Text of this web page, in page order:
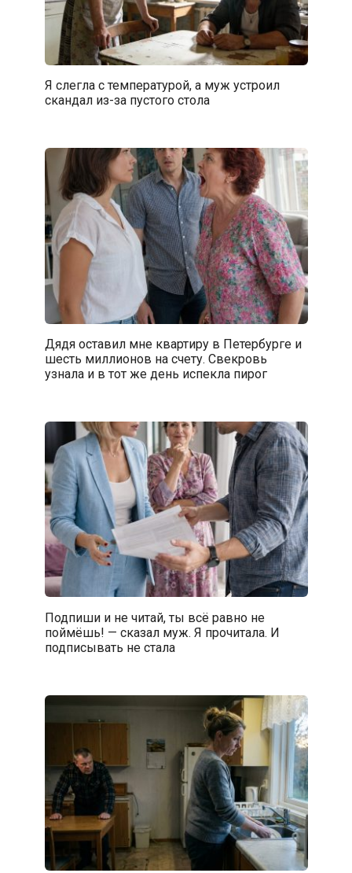
Я слегла с температурой, а муж устроил
скандал из-за пустого стола
Дядя оставил мне квартиру в Петербурге и
шесть миллионов на счету. Свекровь
узнала и в тот же день испекла пирог
Подпиши и не читай, ты всё равно не
поймёшь! — сказал муж. Я прочитала. И
подписывать не стала